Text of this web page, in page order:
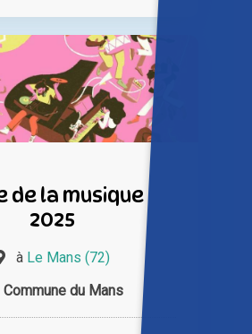
de la musique
2025
à Le Mans (72)
Commune du Mans